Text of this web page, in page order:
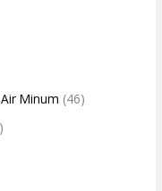
Minum (46)